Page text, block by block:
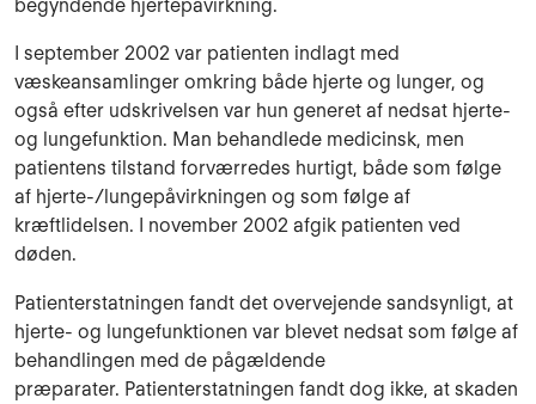
begyndende hjertepåvirkning.
I september 2002 var patienten indlagt med
væskeansamlinger omkring både hjerte og lunger, og
også efter udskrivelsen var hun generet af nedsat hjerte-
og lungefunktion. Man behandlede medicinsk, men
patientens tilstand forværredes hurtigt, både som følge
af hjerte-/lungepåvirkningen og som følge af
kræftlidelsen. I november 2002 afgik patienten ved
døden.
Patienterstatningen fandt det overvejende sandsynligt, at
hjerte- og lungefunktionen var blevet nedsat som følge af
behandlingen med de pågældende
præparater. Patienterstatningen fandt dog ikke, at skaden